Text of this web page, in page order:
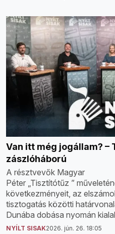
Van itt még jogállam? –
zászlóháború
A résztvevők Magyar
Péter „Tisztítótűz ”
következményeit, az
tisztogatás közötti
Dunába dobása nyomán
NYÍLT SISAK2026. jún. 26. 18:05